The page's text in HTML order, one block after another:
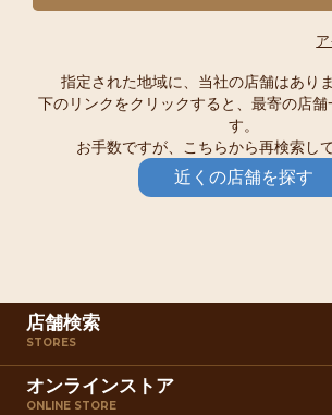
指定された地域に、当社の店舗はあり
下のリンクをクリックすると、最寄の店舗
す。
お手数ですが、こちらから再検索し
近くの店舗を探す
店舗検索
STORES
オンラインストア
ONLINE STORE